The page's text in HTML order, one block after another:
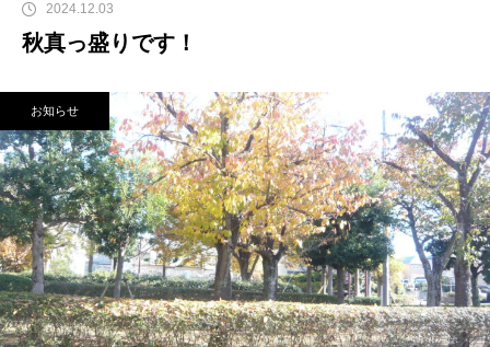
2024.12.03
秋真っ盛りです！
お知らせ